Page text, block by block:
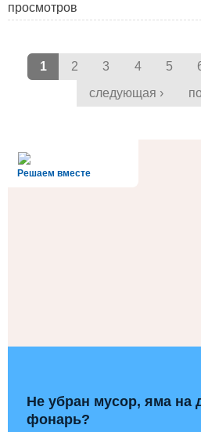
просмотров
Страницы
1 2 3 4 5
следующая ›
Решаем вместе
Не убран мусор, яма на
фонарь?